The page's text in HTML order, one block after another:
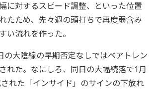
に対するスピード調整、といった位置
たため、先々週の頭打ちで再度弱含み
い流れを作った。
の大陰線の早期否定なしではベアトレン
れた。なにしろ、同日の大幅続落で1月
れた「インサイド」のサインの下放れ